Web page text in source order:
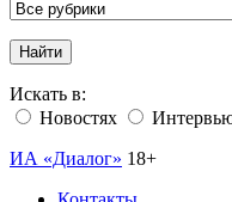
Найти
Искать в:
Новостях
ИА «Диалог» 18+